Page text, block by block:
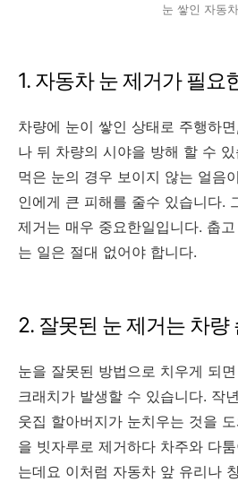
눈 쌓인 자동차
1. 자동차 눈 제거가 필요
차량에 눈이 쌓인 상태로 주행하
나 뒤 차량의 시야을 방해 할 수
먹은 눈의 경우 보이지 않는 얼음
인에게 큰 피해를 줄수 있습니다.
제거는 매우 중요한일입니다. 춥
는 일은 절대 없어야 합니다.
2. 잘못된 눈 제거는 차량
눈을 잘못된 방법으로 치우게 되
크래치가 발생할 수 있습니다. 작
웃집 할아버지가 눈치우는 것을
을 빗자루로 제거하다 차주와 다
는데요 이처럼 자동차 앞 유리나